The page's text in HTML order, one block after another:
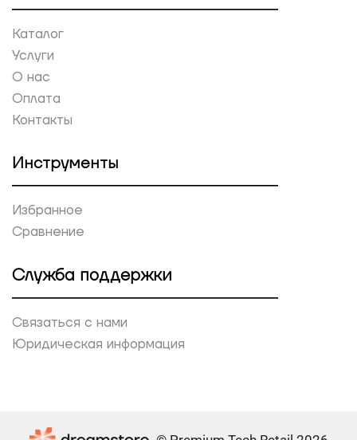
Каталог
Услуги
О нас
Оплата
Контакты
Инструменты
Избранное
Сравнение
Служба поддержки
Связаться с нами
Юридическая информация